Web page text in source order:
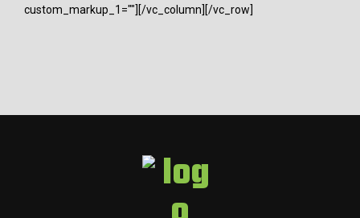
custom_markup_1=""][/vc_column][/vc_row]